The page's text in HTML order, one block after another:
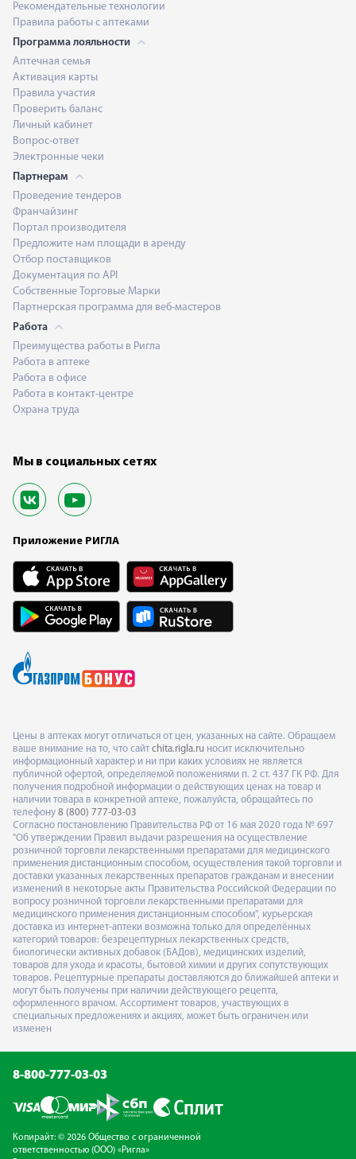
Рекомендательные технологии
Правила работы с аптеками
Программа лояльности
Аптечная семья
Активация карты
Правила участия
Проверить баланс
Личный кабинет
Вопрос-ответ
Электронные чеки
Партнерам
Проведение тендеров
Франчайзинг
Портал производителя
Предложите нам площади в аренду
Отбор поставщиков
Документация по API
Собственные Торговые Марки
Партнерская программа для веб-мастеров
Работа
Преимущества работы в Ригла
Работа в аптеке
Работа в офисе
Работа в контакт-центре
Охрана труда
Мы в социальных сетях
Приложение РИГЛА
Цены в аптеках могут отличаться от цен, указанных на сайте. Обращаем
ваше внимание на то, что сайт chita.rigla.ru носит исключительно
информационный характер и ни при каких условиях не является
публичной офертой, определяемой положениями п. 2 ст. 437 ГК РФ. Для
получения подробной информации о действующих ценах на товар и
наличии товара в конкретной аптеке, пожалуйста, обращайтесь по
телефону 8 (800) 777-03-03
Согласно постановлению Правительства РФ от 16 мая 2020 года № 697
"Об утверждении Правил выдачи разрешения на осуществление
розничной торговли лекарственными препаратами для медицинского
применения дистанционным способом, осуществления такой торговли и
доставки указанных лекарственных препаратов гражданам и внесении
изменений в некоторые акты Правительства Российской Федерации по
вопросу розничной торговли лекарственными препаратами для
медицинского применения дистанционным способом", курьерская
доставка из интернет-аптеки возможна только для определённых
категорий товаров: безрецептурных лекарственных средств,
биологически активных добавок (БАДов), медицинских изделий,
товаров для ухода и красоты, бытовой химии и других сопутствующих
товаров. Рецептурные препараты доставляются до ближайшей аптеки и
могут быть получены при наличии действующего рецепта,
оформленного врачом. Ассортимент товаров, участвующих в
специальных предложениях и акциях, может быть ограничен или
изменен
8-800-777-03-03
Копирайт: © 2026 Общество с ограниченной
ответственностью (ООО) «Ригла»